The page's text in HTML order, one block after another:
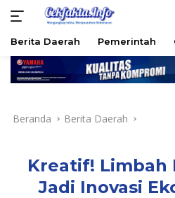
Langsung
Berita Daerah Pemerintah
Beranda Berita Daerah
Kreatif! Limbah
Jadi Inovasi